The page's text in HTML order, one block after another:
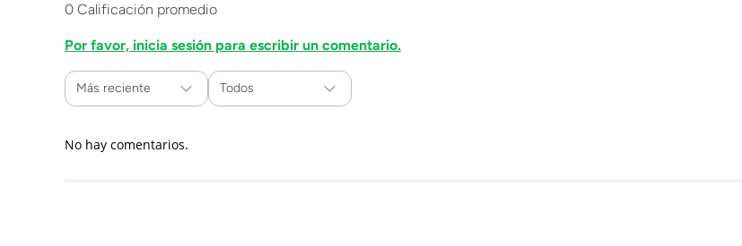
0 Calificación promedio
Por favor, inicia sesión para escribir un comentario.
Más reciente Todos
No hay comentarios.